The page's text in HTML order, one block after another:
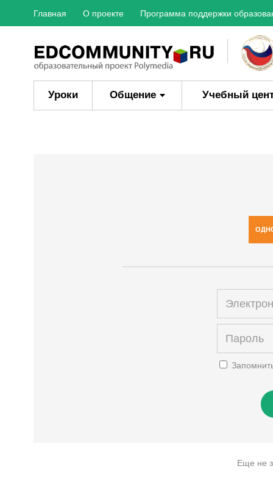
Главная О проекте Программа поддержки
Уроки Общение Учебный
Еще не